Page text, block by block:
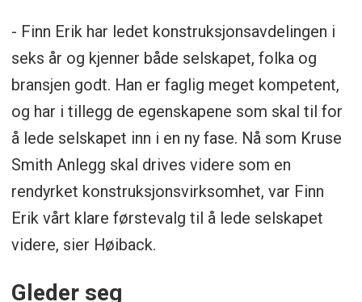
- Finn Erik har ledet konstruksjonsavdelingen i
seks år og kjenner både selskapet, folka og
bransjen godt. Han er faglig meget kompetent,
og har i tillegg de egenskapene som skal til for
å lede selskapet inn i en ny fase. Nå som Kruse
Smith Anlegg skal drives videre som en
rendyrket konstruksjonsvirksomhet, var Finn
Erik vårt klare førstevalg til å lede selskapet
videre, sier Høiback.
Gleder seg